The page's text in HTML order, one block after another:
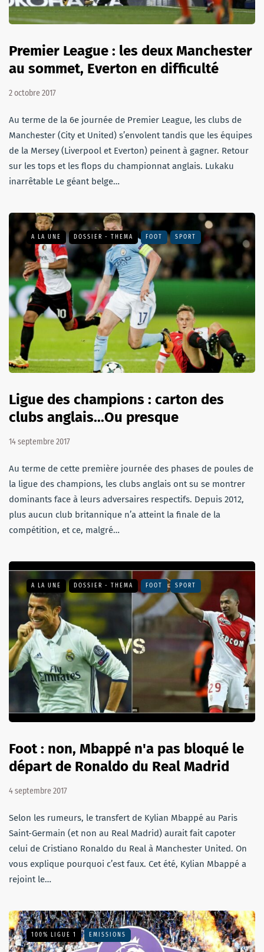
Premier League : les deux Manchester
au sommet, Everton en difficulté
2 octobre 2017
Au terme de la 6e journée de Premier League, les clubs de
Manchester (City et United) s’envolent tandis que les équipes
de la Mersey (Liverpool et Everton) peinent à gagner. Retour
sur les tops et les flops du championnat anglais. Lukaku
inarrêtable Le géant belge…
A LA UNE DOSSIER - THEMA FOOT SPORT
Ligue des champions : carton des
clubs anglais...Ou presque
14 septembre 2017
Au terme de cette première journée des phases de poules de
la ligue des champions, les clubs anglais ont su se montrer
dominants face à leurs adversaires respectifs. Depuis 2012,
plus aucun club britannique n’a atteint la finale de la
compétition, et ce, malgré…
A LA UNE DOSSIER - THEMA FOOT SPORT
Foot : non, Mbappé n'a pas bloqué le
départ de Ronaldo du Real Madrid
4 septembre 2017
Selon les rumeurs, le transfert de Kylian Mbappé au Paris
Saint-Germain (et non au Real Madrid) aurait fait capoter
celui de Cristiano Ronaldo du Real à Manchester United. On
vous explique pourquoi c’est faux. Cet été, Kylian Mbappé a
rejoint le…
100% LIGUE 1 EMISSIONS